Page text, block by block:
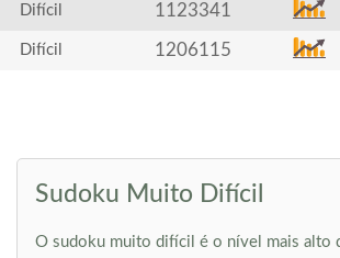
Difícil 1123341
Difícil 1206115
Sudoku Muito Difícil
O sudoku muito difícil é o nível mais alto